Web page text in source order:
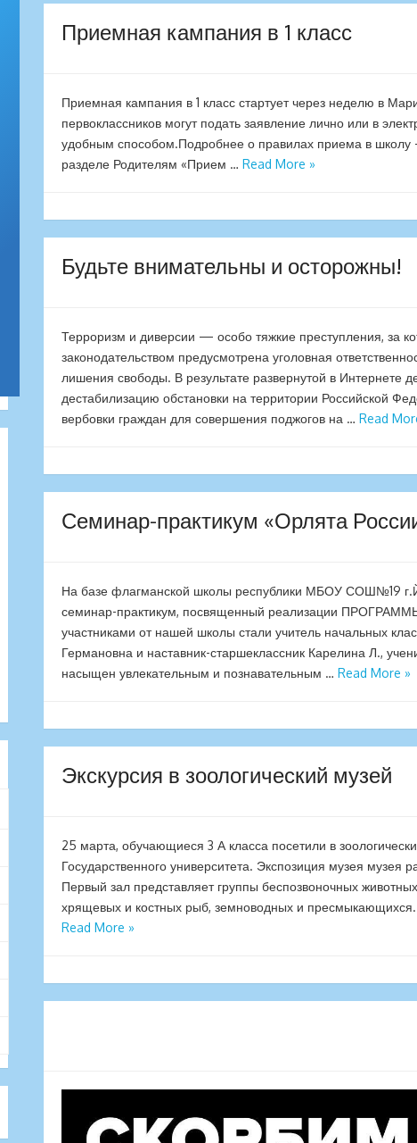
Приемная кампания в 1 класс
Приемная кампания в 1 класс стартует через неделю в
первоклассников могут подать заявление лично или в
удобным способом.Подробнее о правилах приема в школу
разделе Родителям «Прием … Read More »
Будьте внимательны и осторожны!
Терроризм и диверсии — особо тяжкие преступления, за
законодательством предусмотрена уголовная
лишения свободы. В результате развернутой в Интернете
дестабилизацию обстановки на территории Российской
вербовки граждан для совершения поджогов на … Read
Семинар-практикум «Орлята
На базе флагманской школы республики МБОУ СОШ№19
семинар-практикум, посвященный реализации
участниками от нашей школы стали учитель начальных
Германовна и наставник-старшеклассник Карелина Л.,
насыщен увлекательным и познавательным … Read More »
Экскурсия в зоологический музей
25 марта, обучающиеся 3 А класса посетили в
Государственного университета. Экспозиция музея музея
Первый зал представляет группы беспозвоночных
хрящевых и костных рыб, земноводных и
Read More »